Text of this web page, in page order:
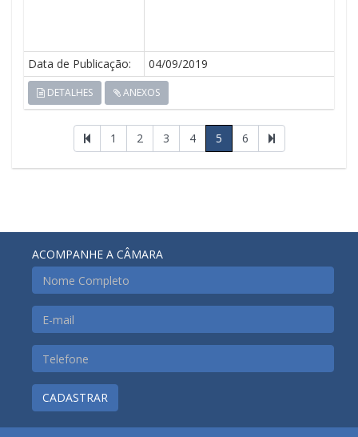
Data de Publicação: 04/09/2019
DETALHES ANEXOS
1 2 3 4 5 6
ACOMPANHE A CÂMARA
CADASTRAR